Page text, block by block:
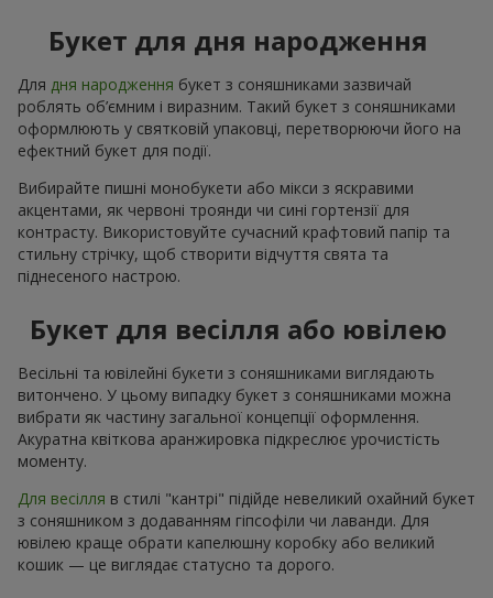
Букет для дня народження
Для дня народження букет з соняшниками зазвичай
роблять об’ємним і виразним. Такий букет з соняшниками
оформлюють у святковій упаковці, перетворюючи його на
ефектний букет для події.
Вибирайте пишні монобукети або мікси з яскравими
акцентами, як червоні троянди чи сині гортензії для
контрасту. Використовуйте сучасний крафтовий папір та
стильну стрічку, щоб створити відчуття свята та
піднесеного настрою.
Букет для весілля або ювілею
Весільні та ювілейні букети з соняшниками виглядають
витончено. У цьому випадку букет з соняшниками можна
вибрати як частину загальної концепції оформлення.
Акуратна квіткова аранжировка підкреслює урочистість
моменту.
Для весілля в стилі "кантрі" підійде невеликий охайний букет
з соняшником з додаванням гіпсофіли чи лаванди. Для
ювілею краще обрати капелюшну коробку або великий
кошик — це виглядає статусно та дорого.